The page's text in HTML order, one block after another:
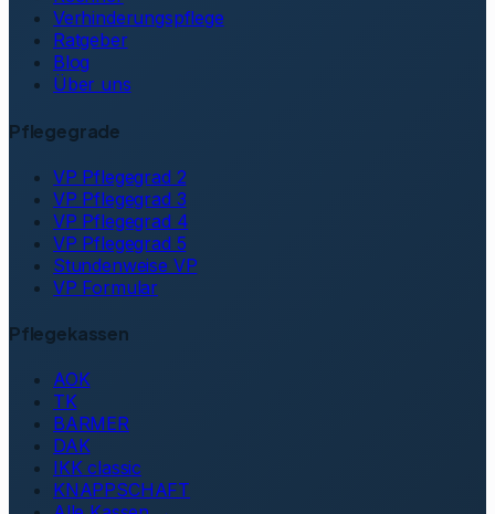
Verhinderungspflege
Ratgeber
Blog
Über uns
Pflegegrade
VP Pflegegrad 2
VP Pflegegrad 3
VP Pflegegrad 4
VP Pflegegrad 5
Stundenweise VP
VP Formular
Pflegekassen
AOK
TK
BARMER
DAK
IKK classic
KNAPPSCHAFT